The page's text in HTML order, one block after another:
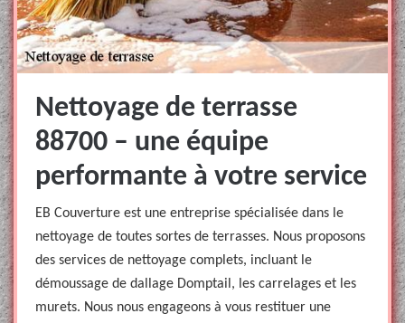
Nettoyage de terrasse
88700 – une équipe
performante à votre service
EB Couverture est une entreprise spécialisée dans le
nettoyage de toutes sortes de terrasses. Nous proposons
des services de nettoyage complets, incluant le
démoussage de dallage Domptail, les carrelages et les
murets. Nous nous engageons à vous restituer une